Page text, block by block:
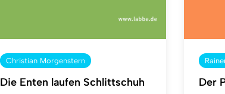
Christian Morgenstern
Die Enten laufen Schlittschuh Der